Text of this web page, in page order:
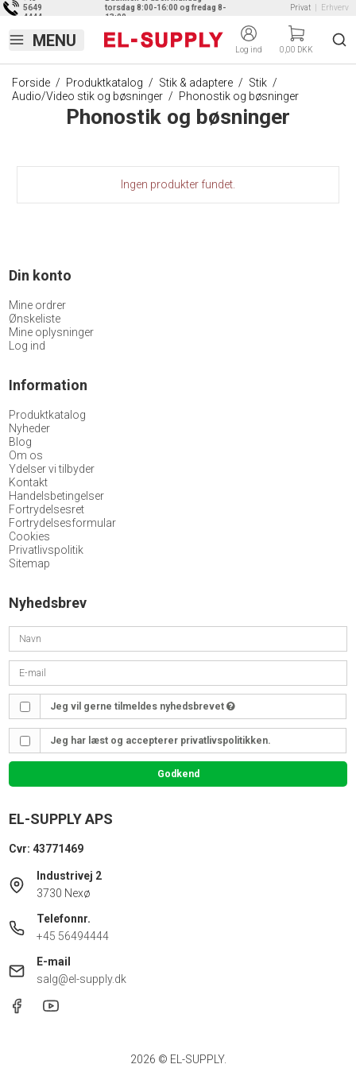
5649
4444
torsdag 8:00-16:00 og fredag 8-
13:00
Privat Erhverv
Log ind 0,00 DKK
Forside / Produktkatalog / Stik & adaptere / Stik /
Audio/Video stik og bøsninger / Phonostik og bøsninger
Phonostik og bøsninger
Ingen produkter fundet.
Din konto
Mine ordrer
Ønskeliste
Mine oplysninger
Log ind
Information
Produktkatalog
Nyheder
Blog
Om os
Ydelser vi tilbyder
Kontakt
Handelsbetingelser
Fortrydelsesret
Fortrydelsesformular
Cookies
Privatlivspolitik
Sitemap
Nyhedsbrev
Jeg vil gerne tilmeldes nyhedsbrevet
Jeg har læst og accepterer privatlivspolitikken.
Godkend
EL-SUPPLY APS
Cvr: 43771469
Industrivej 2
3730 Nexø
Telefonnr.
+45 56494444
E-mail
salg@el-supply.dk
2026 © EL-SUPPLY.